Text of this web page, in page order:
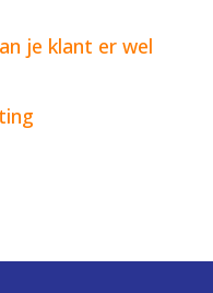
je klant er wel